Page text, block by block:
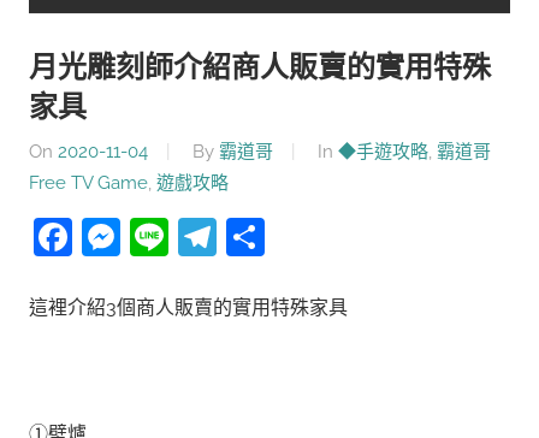
家
達
人
推
薦
No.1
戲
科
體。
月光雕刻師介紹商人販賣的實用特殊
家具
On 2020-11-04 By 霸道哥 In ◆手遊攻略, 霸道哥
Free TV Game, 遊戲攻略
Facebook
Messenger
LineTelegram
這裡介紹3個商人販賣的實用特殊家具